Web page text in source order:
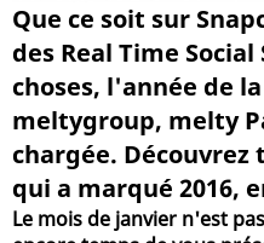
Que ce soit sur
des Real Time
choses, l'année de
meltygroup, melty
chargée.
qui a marqué 2016,
Le mois de janvier n'est